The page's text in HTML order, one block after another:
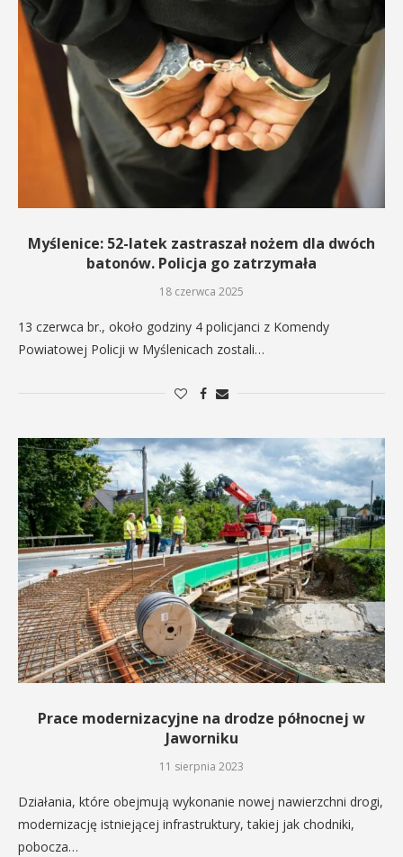
Myślenice: 52-latek zastraszał nożem dla dwóch
batonów. Policja go zatrzymała
18 czerwca 2025
13 czerwca br., około godziny 4 policjanci z Komendy
Powiatowej Policji w Myślenicach zostali…
Prace modernizacyjne na drodze północnej w
Jaworniku
11 sierpnia 2023
Działania, które obejmują wykonanie nowej nawierzchni drogi,
modernizację istniejącej infrastruktury, takiej jak chodniki,
pobocza…